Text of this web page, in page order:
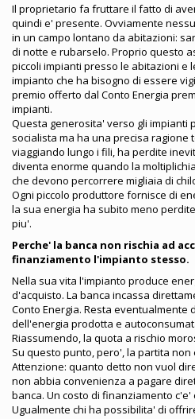
Il proprietario fa fruttare il fatto di
quindi e' presente. Ovviamente
in un campo lontano da abitazioni:
di notte e rubarselo. Proprio questo
piccoli impianti presso le abitazioni e
impianto che ha bisogno di essere
premio offerto dal Conto Energia
impianti.
Questa generosita' verso gli impianti
socialista ma ha una precisa ragione
viaggiando lungo i fili, ha perdite
diventa enorme quando la
che devono percorrere migliaia di
Ogni piccolo produttore fornisce di
la sua energia ha subito meno
piu'.
Perche' la banca non rischia ad
finanziamento l'impianto stesso.
Nella sua vita l'impianto produce
d'acquisto. La banca incassa
Conto Energia. Resta eventualmente
dell'energia prodotta e
Riassumendo, la quota a rischio
Su questo punto, pero', la partita non
Attenzione: quanto detto non vuol
non abbia convenienza a pagare
banca. Un costo di finanziamento c'e'
Ugualmente chi ha possibilita' di